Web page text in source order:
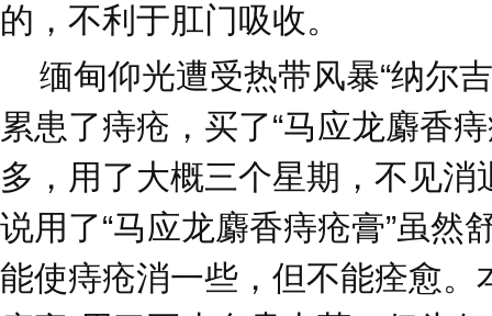
的，不利于肛门吸收。
缅甸仰光遭受热带风暴“纳尔
累患了痔疮，买了“马应龙麝香
多，用了大概三个星期，不见
说用了“马应龙麝香痔疮膏”虽然
能使痔疮消一些，但不能痊愈。